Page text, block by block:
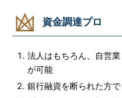
資金調達プロ
法人はもちろん、自営
が可能
銀行融資を断られた方